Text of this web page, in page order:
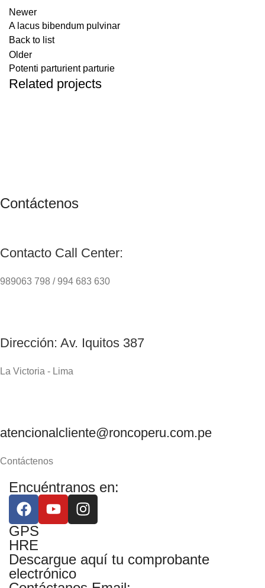
Newer
A lacus bibendum pulvinar
Back to list
Older
Potenti parturient parturie
Related projects
Contáctenos
Contacto Call Center:
989063 798 / 994 683 630
Dirección: Av. Iquitos 387
La Victoria - Lima
atencionalcliente@roncoperu.com.pe
Contáctenos
Encuéntranos en:
GPS
HRE
Descargue aquí tu comprobante
electrónico